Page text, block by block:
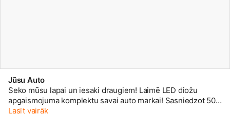
Jūsu Auto
Seko mūsu lapai un iesaki draugiem! Laimē LED diožu
apgaismojuma komplektu savai auto markai! Sasniedzot 500
sekotājus izlozēsim pirmo LED apgaismojuma komplektu!
Lasīt vairāk